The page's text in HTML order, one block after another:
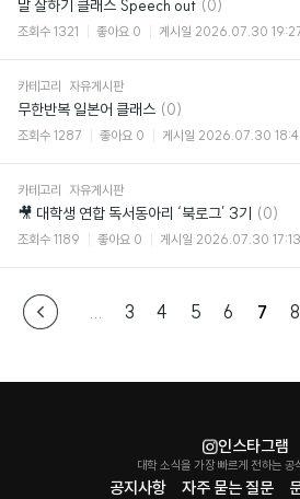
말 잘하기 클래스 Speech out 댓
글
(0)
조회수 1321 좋아요 0 게시일 2026.07.30
카테고리 자유게시판
무한반복 일본어 클래스 댓
글
(0)
조회수 1287 좋아요 0 게시일 2026.07.30
카테고리 자유게시판
🎥 대학생 연합 독서동아리 ‘북로그’ 3기
댓
글
(0)
조회수 1189 좋아요 0 게시일 2026.07.30 17:13
3 4 5 6 7 8
공지사항 자주 묻는 질문
인스타그램
대학 소식을 가장 빠르게 전하는 공